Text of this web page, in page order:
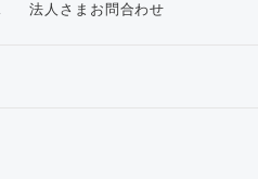
法人さまお問合わせ